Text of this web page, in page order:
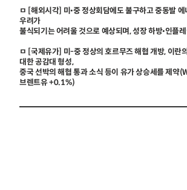
ㅁ [해외시각] 미•중 정상회담에도 불구하고 중동발
우려가
불식되기는 어려울 것으로 예상되며, 성장 하방•인플
ㅁ [국제유가] 미-중 정상의 호르무즈 해협 개방, 이란
대한 공감대 형성,
중국 선박의 해협 통과 소식 등이 유가 상승세를 제약
브렌트유 +0.1%)